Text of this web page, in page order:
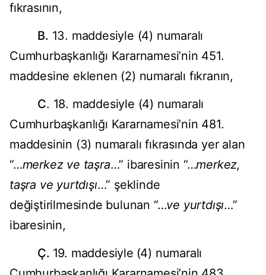
fıkrasının,
B. 13. maddesiyle (4) numaralı
Cumhurbaşkanlığı Kararnamesi’nin 451.
maddesine eklenen (2) numaralı fıkranın,
C. 18. maddesiyle (4) numaralı
Cumhurbaşkanlığı Kararnamesi’nin 481.
maddesinin (3) numaralı fıkrasında yer alan
“…merkez ve taşra…” ibaresinin “…merkez,
taşra ve yurtdışı…” şeklinde
değiştirilmesinde bulunan “…ve yurtdışı…”
ibaresinin,
Ç. 19. maddesiyle (4) numaralı